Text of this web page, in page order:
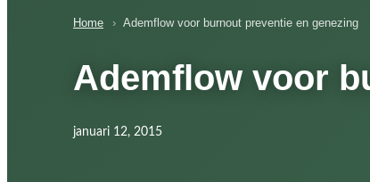
Home › Ademflow voor burnout preventie en genezing
Ademflow voor
januari 12, 2015